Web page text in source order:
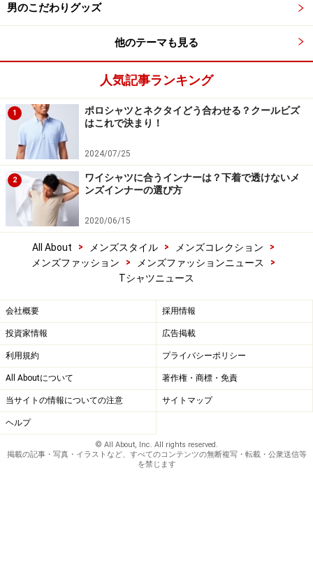
男のこだわりグッズ
他のテーマも見る
人気記事ランキング
1
ポロシャツとネクタイどう合わせる？クールビズ
はこれで決まり！
2024/07/25
2
ワイシャツに合うインナーは？下着で透けないメ
ンズインナーの選び方
2020/06/15
All About > メンズスタイル > メンズコレクション
>
メンズファッション
> メンズファッションニュース
>
Tシャツニュース
会社概要 採用情報
投資家情報 広告掲載
利用規約 プライバシーポリシー
All Aboutについて 著作権・商標・免責
当サイトの情報についての注意 サイトマップ
ヘルプ
© All About, Inc. All rights reserved.
掲載の記事・写真・イラストなど、すべてのコンテンツの無断複写・転載・公衆送信等
を禁じます